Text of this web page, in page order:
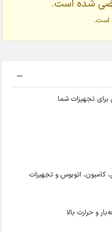
شده است.
است.
اتوبوس و تجهیزات
و حرارت بالا